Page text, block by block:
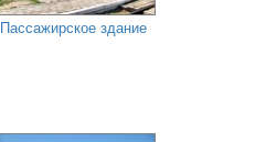
Пассажирское здание